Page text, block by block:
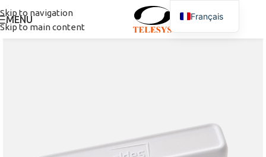
Skip to navigation
Skip to main content
MENU Français